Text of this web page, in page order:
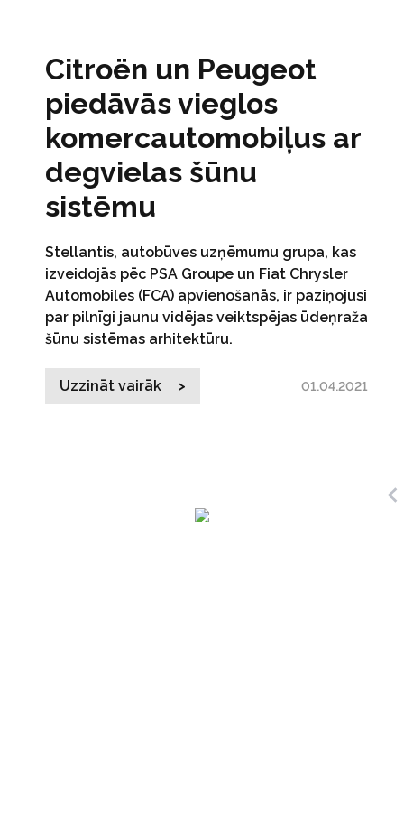
Citroën un Peugeot
piedāvās vieglos
komercautomobiļus ar
degvielas šūnu
sistēmu
Stellantis, autobūves uzņēmumu grupa, kas
izveidojās pēc PSA Groupe un Fiat Chrysler
Automobiles (FCA) apvienošanās, ir paziņojusi
par pilnīgi jaunu vidējas veiktspējas ūdeņraža
šūnu sistēmas arhitektūru.
Uzzināt vairāk > 01.04.2021